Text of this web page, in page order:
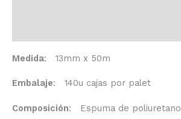
Medida: 13mm x 50m
Embalaje: 140u cajas por palet
Composición: Espuma de poliuretano